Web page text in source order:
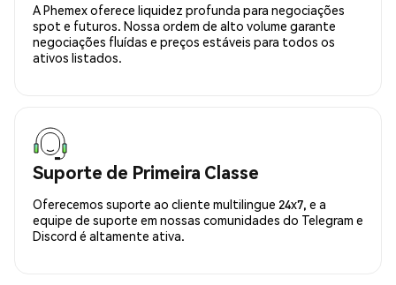
A Phemex oferece liquidez profunda para negociações
spot e futuros. Nossa ordem de alto volume garante
negociações fluídas e preços estáveis para todos os
ativos listados.
Suporte de Primeira Classe
Oferecemos suporte ao cliente multilingue 24x7, e a
equipe de suporte em nossas comunidades do Telegram e
Discord é altamente ativa.